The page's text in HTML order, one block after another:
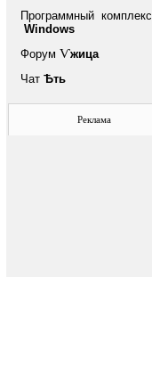
Программный комплекс
Windows
Форум Ѵжица
Чат Ѣть
Реклама